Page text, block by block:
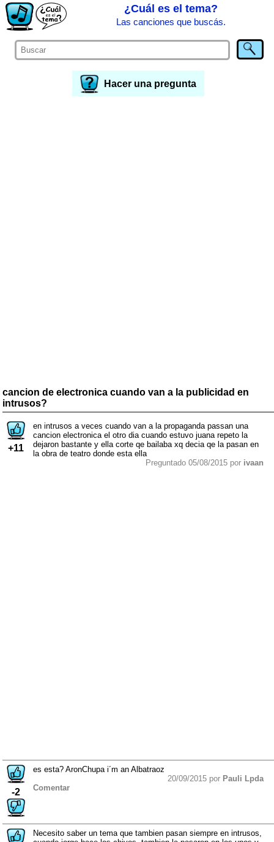
¿Cuál es el tema?
Las canciones que buscás.
Hacer una pregunta
cancion de electronica cuando van a la publicidad en
intrusos?
+11
en intrusos a veces cuando van a la propaganda passan una
cancion electronica el otro dia cuando estuvo juana repeto la
dejaron bastante y ella corte qe bailaba xq decia qe la pasan en
la obra de teatro donde esta ella
Preguntado 05/08/2015 por ivaan
-2
es esta? AronChupa i´m an Albatraoz
20/09/2015 por Pauli Lpda
Comentar
Necesito saber un tema que tambien pasan siempre en intrusos,